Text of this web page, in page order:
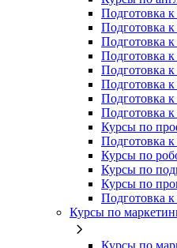
Подготовка
Подготовка
Подготовка
Подготовка
Подготовка
Подготовка
Подготовка
Подготовка
Курсы по
Подготовка
Курсы по
Курсы по
Курсы по
Подготовка
Курсы по